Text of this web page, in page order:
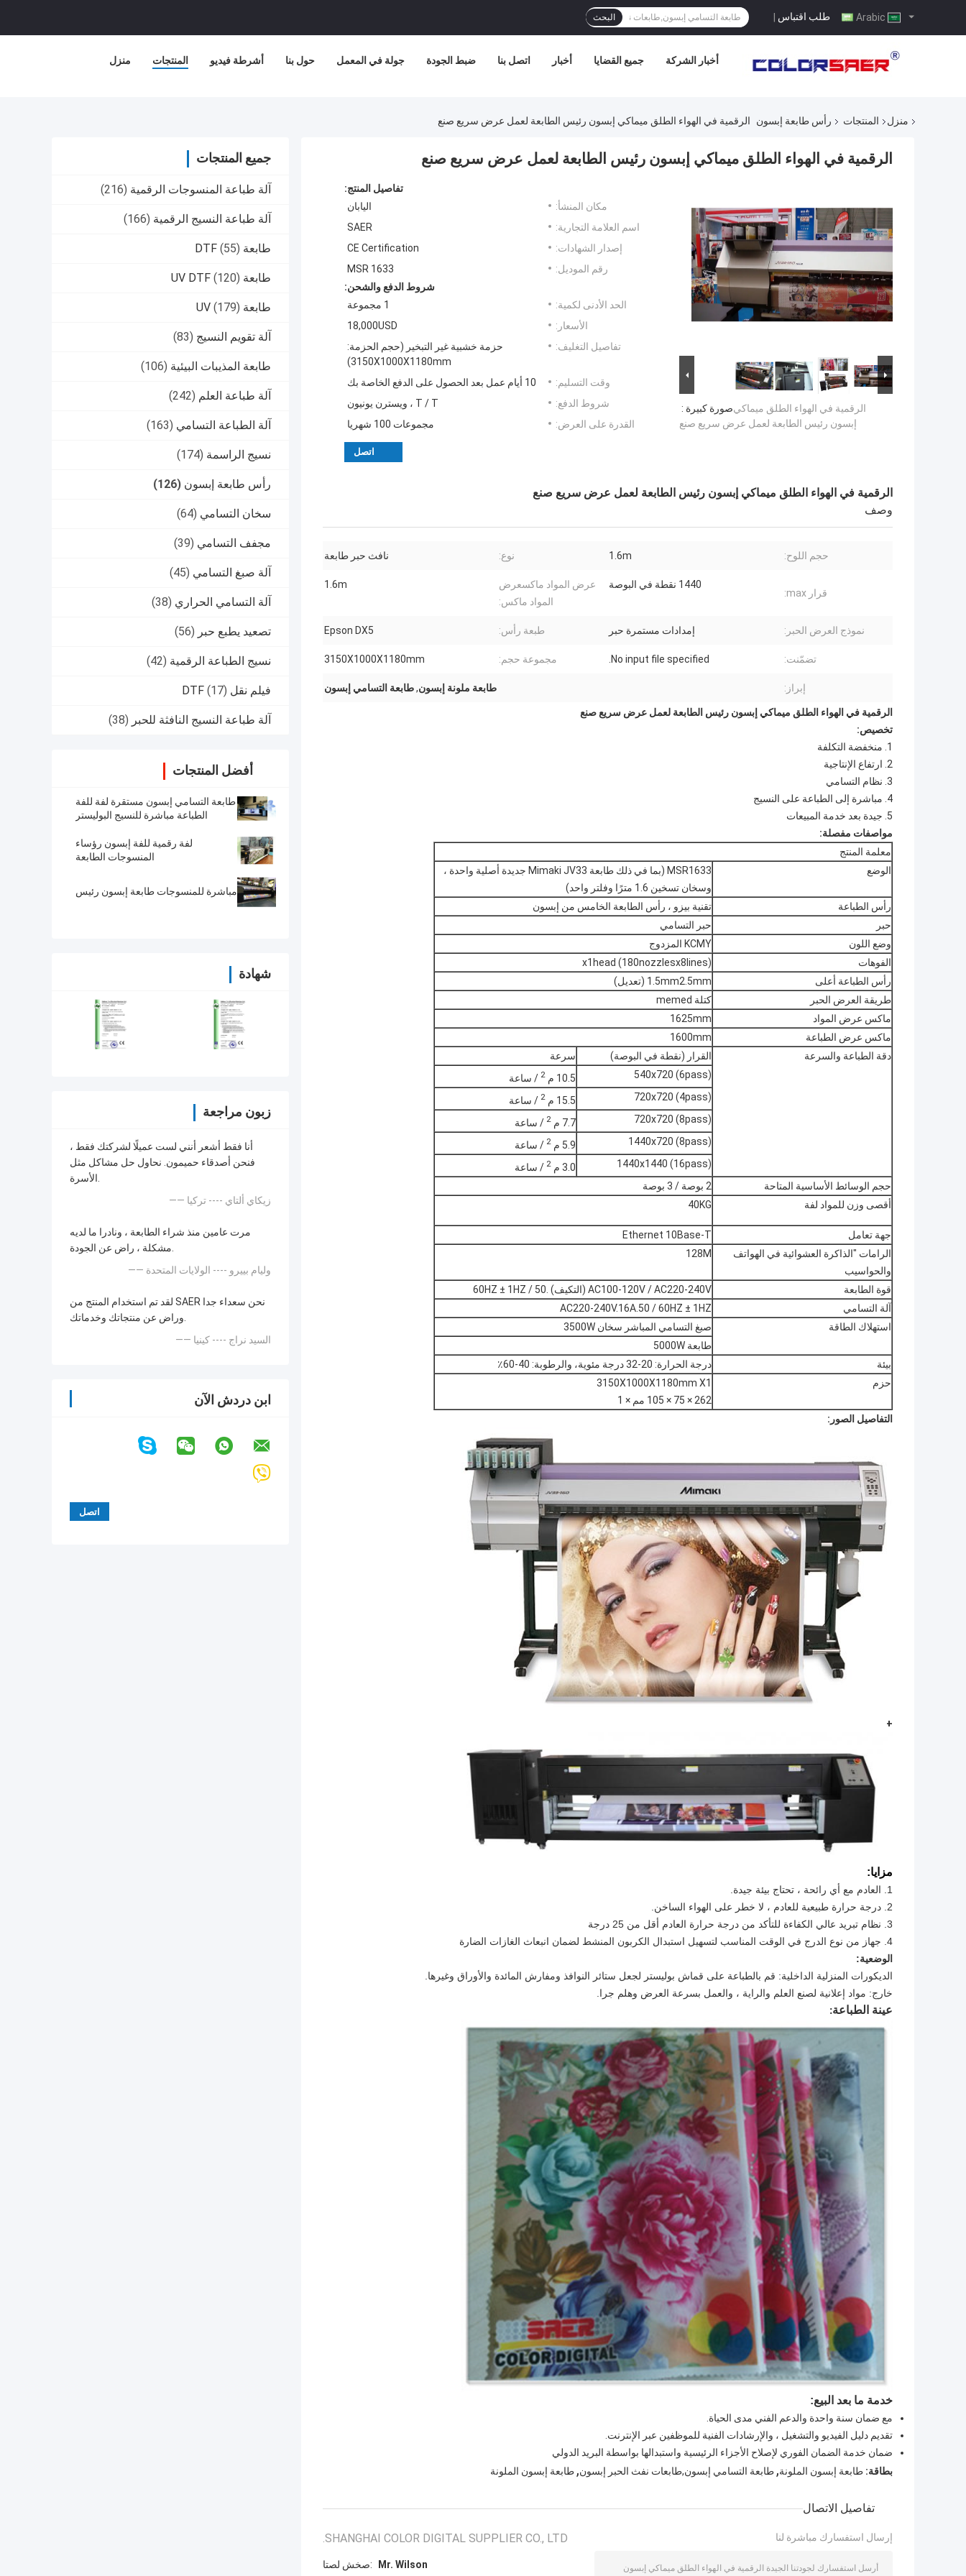
طلب اقتباس | البحث
منزل المنتجات أشرطة فيديو حول بنا جولة في المعمل ضبط الجودة اتصل بنا أخبار جميع القضايا أخبار الشركة
منزل المنتجات رأس طابعة إبسون الرقمية في الهواء الطلق ميماكي إبسون رئيس الطابعة لعمل عرض سريع صنع
جميع المنتجات
آلة طباعة المنسوجات الرقمية (216)
آلة طباعة النسيج الرقمية (166)
طابعة DTF (55)
طابعة UV DTF (120)
طابعة UV (179)
آلة تقويم النسيج (83)
طابعة المذيبات البيئية (106)
آلة طباعة العلم (242)
آلة الطباعة التسامي (163)
نسيج الراسمة (174)
رأس طابعة إبسون (126)
سخان التسامي (64)
مجفف التسامي (39)
آلة صبغ التسامي (45)
آلة التسامي الحراري (38)
تصعيد يطبع حبر (56)
نسيج الطباعة الرقمية (42)
فيلم نقل DTF (17)
آلة طباعة النسيج النافثة للحبر (38)
أفضل المنتجات
طابعة التسامي إبسون مستقرة لفة للفة
الطباعة مباشرة للنسيج البوليستر
لفة رقمية للفة إبسون رؤساء
المنسوجات الطابعة
مباشرة للمنسوجات طابعة إبسون رئيس
شهادة
زبون مراجعة
أنا فقط أشعر أنني لست عميلًا لشركتك فقط ،
فنحن أصدقاء حميمون. نحاول حل مشاكل مثل
الأسرة.
—— زيكاي ألتاي ---- تركيا
مرت عامين منذ شراء الطابعة ، ونادرا ما لديه
مشكلة ، راض عن الجودة.
—— وليام بييرو ---- الولايات المتحدة
لقد تم استخدام المنتج من SAER نحن سعداء جدا
وراض عن منتجاتك وخدماتك.
—— السيد نراج ---- كينيا
ابن دردش الآن
الرقمية في الهواء الطلق ميماكي إبسون رئيس الطابعة لعمل عرض سريع صنع
صورة كبيرة :الرقمية في الهواء الطلق ميماكي
إبسون رئيس الطابعة لعمل عرض سريع صنع
تفاصيل المنتج:
مكان المنشأ:
اليابان
اسم العلامة التجارية:
SAER
إصدار الشهادات:
CE Certification
رقم الموديل:
MSR 1633
شروط الدفع والشحن:
الحد الأدنى لكمية:
1 مجموعة
الأسعار:
18,000USD
تفاصيل التغليف:
حزمة خشبية غير التبخير (حجم الحزمة:
3150X1000X1180mm)
وقت التسليم:
10 أيام عمل بعد الحصول على الدفع الخاصة بك
شروط الدفع:
T / T ، ويسترن يونيون
القدرة على العرض:
مجموعات 100 شهريا
اتصل
الرقمية في الهواء الطلق ميماكي إبسون رئيس الطابعة لعمل عرض سريع صنع
وصف
حجم اللوح: 1.6m نوع: نافث حبر طابعة
قرار max:
1440 نقطة في البوصة
عرض المواد ماكسعرض
المواد ماكس:
1.6m
نموذج العرض الحبر: إمدادات مستمرة حبر طبعة رأس: Epson DX5
تضمّنت: No input file specified. مجموعة حجم: 3150X1000X1180mm
إبراز: طابعة ملونة إبسون,طابعة التسامي إبسون
الرقمية في الهواء الطلق ميماكي إبسون رئيس الطابعة لعمل عرض سريع صنع
تخصيص:
1. منخفضة التكلفة
2. ارتفاع الإنتاجية
3. نظام التسامي
4. مباشرة إلى الطباعة على النسيج
5. جيدة بعد خدمة المبيعات
مواصفات مفصلة:
معلمة المنتج
الوضع
MSR1633 (بما في ذلك طابعة Mimaki JV33 جديدة أصلية واحدة ،
وسخان تسخين 1.6 مترًا وفلتر واحد)
رأس الطباعة
تقنية بيزو ، رأس الطابعة الخامس من إبسون
حبر
حبر التسامي
وضع اللون
KCMY المزدوج
الفوهات
(180nozzlesx8lines) x1head
رأس الطباعة أعلى
1.5mm2.5mm (تعديل)
طريقة العرض الحبر
كتلة memed
ماكس عرض المواد
1625mm
ماكس عرض الطباعة
1600mm
دقة الطباعة والسرعة
القرار (نقطة في البوصة)
سرعة
540x720 (6pass)
10.5 م 2 / ساعة
720x720 (4pass)
15.5 م 2 / ساعة
720x720 (8pass)
7.7 م 2 / ساعة
1440x720 (8pass)
5.9 م 2 / ساعة
1440x1440 (16pass)
3.0 م 2 / ساعة
حجم الوسائط الأساسية المتاحة
2 بوصة / 3 بوصة
أقصى وزن للمواد لفة
40KG
جهة تعامل
Ethernet 10Base-T
الرامات "الذاكرة العشوائية في الهواتف
والحواسيب
128M
قوة الطابعة
AC100-120V / AC220-240V (التكيف) .50 / 60HZ ± 1HZ
آلة التسامي
AC220-240V.16A.50 / 60HZ ± 1HZ
استهلاك الطاقة
صبغ التسامي المباشر سخان 3500W
طابعة 5000W
بيئة
درجة الحرارة: 20-32 درجة مئوية، والرطوبة: 40-60٪
حزم
3150X1000X1180mm X1
262 × 75 × 105 مم × 1
التفاصيل الصور:
+
مزايا:
1. العادم مع أي رائحة ، تحتاج بيئة جيدة.
2. درجة حرارة طبيعية للعادم ، لا خطر على الهواء الساخن.
3. نظام تبريد عالي الكفاءة للتأكد من درجة حرارة العادم أقل من 25 درجة
4. جهاز من نوع الدرج في الوقت المناسب لتسهيل استبدال الكربون المنشط لضمان انبعاث الغازات الضارة
الوضعية:
الديكورات المنزلية الداخلية: قم بالطباعة على قماش بوليستر لجعل ستائر النوافذ ومفارش المائدة والأوراق وغيرها.
خارج: مواد إعلانية لصنع العلم والراية ، والعمل بسرعة العرض وهلم جرا.
عينة الطباعة:
خدمة ما بعد البيع:
مع ضمان سنة واحدة والدعم الفني مدى الحياة.
تقديم دليل الفيديو والتشغيل ، والإرشادات الفنية للموظفين عبر الإنترنت.
ضمان خدمة الضمان الفوري لإصلاح الأجزاء الرئيسية واستبدالها بواسطة البريد الدولي
بطاقة: طابعة إبسون الملونة, طابعة التسامي إبسون,طابعات نفث الحبر إبسون, طابعة إبسون الملونة
تفاصيل الاتصال
SHANGHAI COLOR DIGITAL SUPPLIER CO., LTD.
اتصل شخص: Mr. Wilson
إرسال استفسارك مباشرة لنا